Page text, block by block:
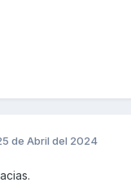
de Abril del 2024